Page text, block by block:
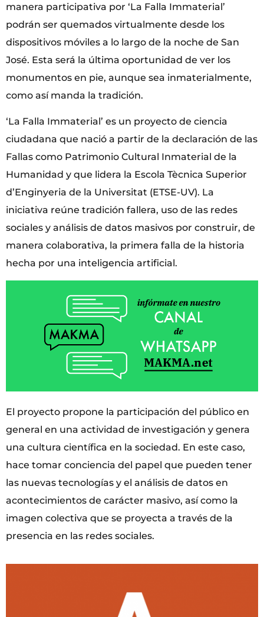
manera participativa por ‘La Falla Immaterial’
podrán ser quemados virtualmente desde los
dispositivos móviles a lo largo de la noche de San
José. Esta será la última oportunidad de ver los
monumentos en pie, aunque sea inmaterialmente,
como así manda la tradición.
‘La Falla Immaterial’ es un proyecto de ciencia
ciudadana que nació a partir de la declaración de las
Fallas como Patrimonio Cultural Inmaterial de la
Humanidad y que lidera la Escola Tècnica Superior
d’Enginyeria de la Universitat (ETSE-UV). La
iniciativa reúne tradición fallera, uso de las redes
sociales y análisis de datos masivos por construir, de
manera colaborativa, la primera falla de la historia
hecha por una inteligencia artificial.
El proyecto propone la participación del público en
general en una actividad de investigación y genera
una cultura científica en la sociedad. En este caso,
hace tomar conciencia del papel que pueden tener
las nuevas tecnologías y el análisis de datos en
acontecimientos de carácter masivo, así como la
imagen colectiva que se proyecta a través de la
presencia en las redes sociales.